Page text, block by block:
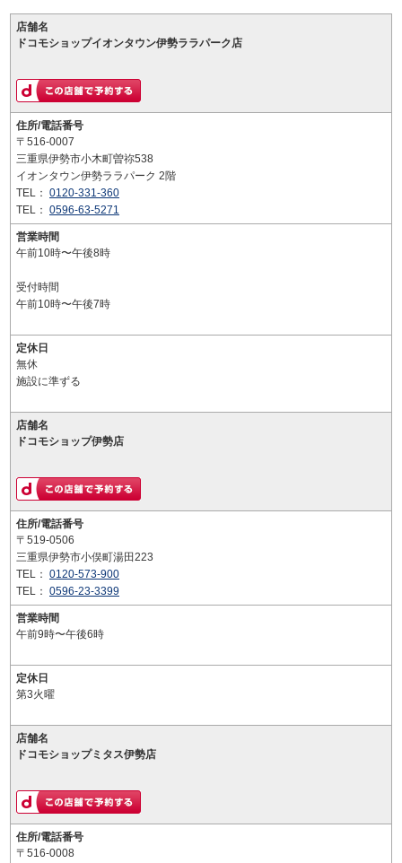
店舗名
ドコモショップイオンタウン伊勢ララパーク店
住所/電話番号
〒516-0007
三重県伊勢市小木町曽祢538
イオンタウン伊勢ララパーク 2階
TEL： 0120-331-360
TEL： 0596-63-5271
営業時間
午前10時〜午後8時
受付時間
午前10時〜午後7時
定休日
無休
施設に準ずる
店舗名
ドコモショップ伊勢店
住所/電話番号
〒519-0506
三重県伊勢市小俣町湯田223
TEL： 0120-573-900
TEL： 0596-23-3399
営業時間
午前9時〜午後6時
定休日
第3火曜
店舗名
ドコモショップミタス伊勢店
住所/電話番号
〒516-0008